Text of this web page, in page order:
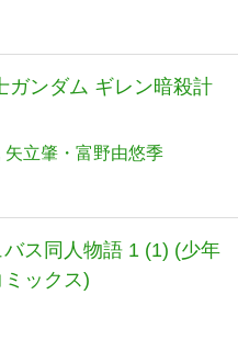
ガンダム ギレン暗殺計
矢立肇・富野由悠季
ス同人物語 1 (1) (少年
ックス)